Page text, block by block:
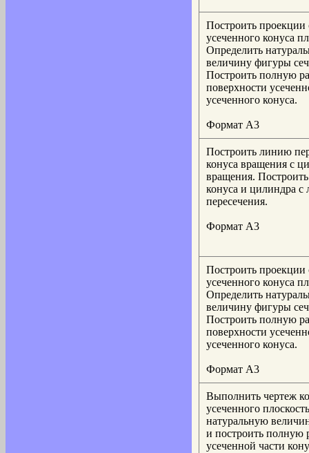
Построить проекции
усеченного конуса
Определить
величину фигуры
Построить полную
поверхности
усеченного конуса.
Формат А3
Построить линию
конуса вращения с
вращения. Построить
конуса и цилиндра с
пересечения.
Формат А3
Построить проекции
усеченного конуса
Определить
величину фигуры
Построить полную
поверхности
усеченного конуса.
Формат А3
Выполнить чертеж
усеченного
натуральную
и построить полную
усеченной части